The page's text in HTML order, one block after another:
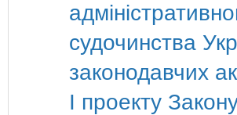
судочинства
законодавчих
І проекту